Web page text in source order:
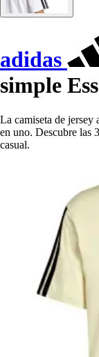
adidas
simple
La camiseta de jersey
en uno. Descubre las
casual.